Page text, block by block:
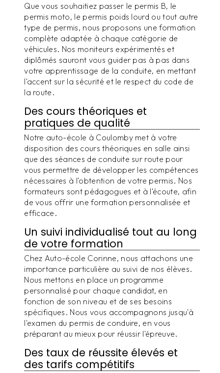
Que vous souhaitiez passer le permis B, le
permis moto, le permis poids lourd ou tout autre
type de permis, nous proposons une formation
complète adaptée à chaque catégorie de
véhicules. Nos moniteurs expérimentés et
diplômés sauront vous guider pas à pas dans
votre apprentissage de la conduite, en mettant
l'accent sur la sécurité et le respect du code de
la route.
Des cours théoriques et
pratiques de qualité
Notre auto-école à Coulomby met à votre
disposition des cours théoriques en salle ainsi
que des séances de conduite sur route pour
vous permettre de développer les compétences
nécessaires à l'obtention de votre permis. Nos
formateurs sont pédagogues et à l'écoute, afin
de vous offrir une formation personnalisée et
efficace.
Un suivi individualisé tout au long
de votre formation
Chez Auto-école Corinne, nous attachons une
importance particulière au suivi de nos élèves.
Nous mettons en place un programme
personnalisé pour chaque candidat, en
fonction de son niveau et de ses besoins
spécifiques. Nous vous accompagnons jusqu'à
l'examen du permis de conduire, en vous
préparant au mieux pour réussir l'épreuve.
Des taux de réussite élevés et
des tarifs compétitifs